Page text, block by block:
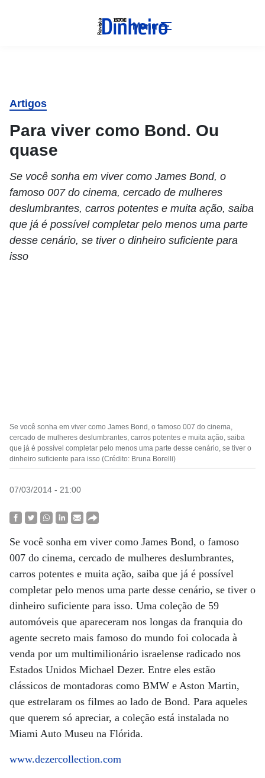
Menu
Artigos
Para viver como Bond. Ou
quase
Se você sonha em viver como James Bond, o
famoso 007 do cinema, cercado de mulheres
deslumbrantes, carros potentes e muita ação, saiba
que já é possível completar pelo menos uma parte
desse cenário, se tiver o dinheiro suficiente para
isso
Se você sonha em viver como James Bond, o famoso 007 do cinema,
cercado de mulheres deslumbrantes, carros potentes e muita ação, saiba
que já é possível completar pelo menos uma parte desse cenário, se tiver o
dinheiro suficiente para isso (Crédito: Bruna Borelli)
07/03/2014 - 21:00
Se você sonha em viver como James Bond, o famoso
007 do cinema, cercado de mulheres deslumbrantes,
carros potentes e muita ação, saiba que já é possível
completar pelo menos uma parte desse cenário, se tiver o
dinheiro suficiente para isso. Uma coleção de 59
automóveis que apareceram nos longas da franquia do
agente secreto mais famoso do mundo foi colocada à
venda por um multimilionário israelense radicado nos
Estados Unidos Michael Dezer. Entre eles estão
clássicos de montadoras como BMW e Aston Martin,
que estrelaram os filmes ao lado de Bond. Para aqueles
que querem só apreciar, a coleção está instalada no
Miami Auto Museu na Flórida.
www.dezercollection.com